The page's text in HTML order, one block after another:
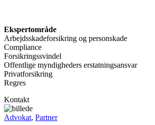
Ekspertområde
Arbejdsskadeforsikring og personskade
Compliance
Forsikringssvindel
Offentlige myndigheders erstatningsansvar
Privatforsikring
Regres
Kontakt
Advokat, Partner